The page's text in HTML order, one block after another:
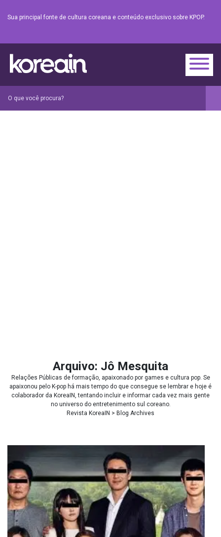
Sua principal fonte de cultura coreana e conteúdo exclusivo sobre KPOP.
Arquivo: Jô Mesquita
Relações Públicas de formação, apaixonado por games e cultura pop. Se
apaixonou pelo K-pop há mais tempo do que consegue se lembrar e hoje é
colaborador da KoreaIN, tentando incluir e informar cada vez mais gente
no universo do entretenimento sul coreano.
Revista KoreaIN > Blog Archives